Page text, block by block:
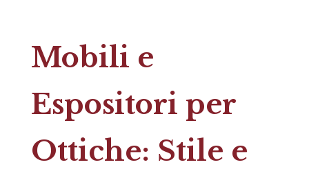
Mobili e
Espositori per
Ottiche: Stile e